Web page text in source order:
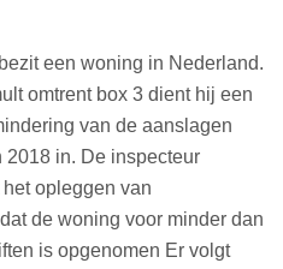
een woning in Nederland.
omtrent box 3 dient hij een
van de aanslagen
in. De inspecteur
opleggen van
de woning voor minder dan
is opgenomen Er volgt